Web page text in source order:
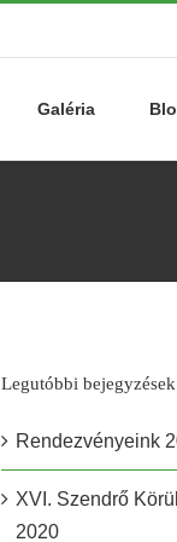
Galéria
Legutóbbi bejegyzések
Rendezvényeink
XVI. Szendrő
2020